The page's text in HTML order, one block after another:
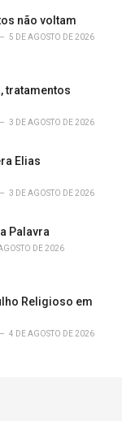
não voltam
5 DE AGOSTO DE 2026
tratamentos
3 DE AGOSTO DE 2026
Elias
3 DE AGOSTO DE 2026
Palavra
DE 2026
Religioso em
4 DE AGOSTO DE 2026